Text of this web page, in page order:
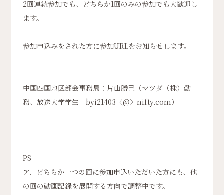
2回連続参加でも、どちらか1回のみの参加でも大歓迎し
ます。
参加申込みをされた方に参加URLをお知らせします。
中国四国地区部会事務局：片山勝己（マツダ（株）勤
務、放送大学学生 byi21403〈@〉nifty.com）
PS
ア．どちらか一つの回に参加申込いただいた方にも、他
の回の動画記録を展開する方向で調整中です。